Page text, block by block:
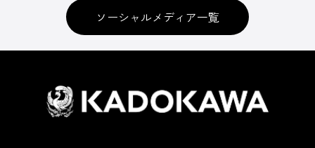
ソーシャルメディア一覧